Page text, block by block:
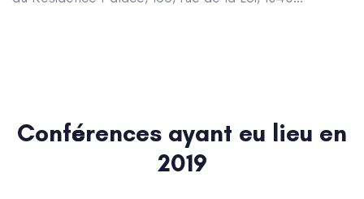
Conférences ayant eu lieu en
2019